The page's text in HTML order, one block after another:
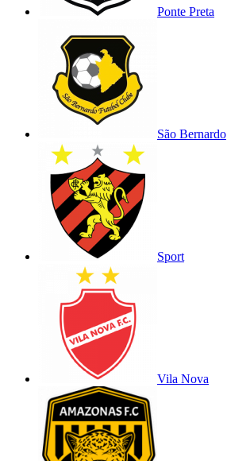
Ponte Preta
São Bernardo
Sport
Vila Nova